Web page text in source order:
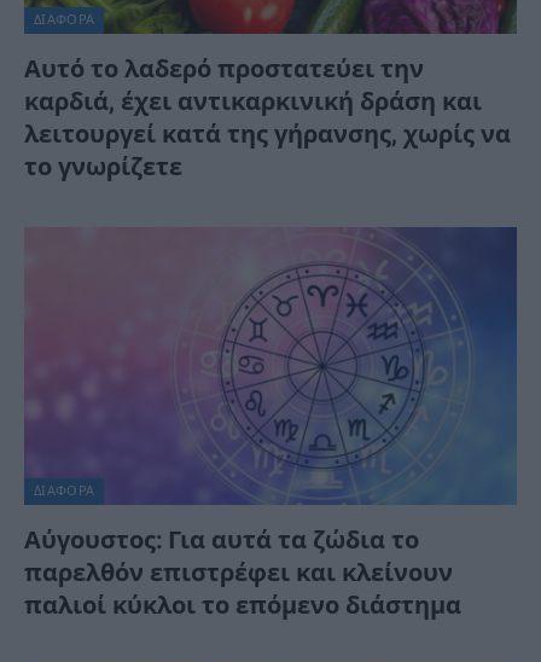
ΔΙΆΦΟΡΑ
Αυτό το λαδερό προστατεύει την
καρδιά, έχει αντικαρκινική δράση και
λειτουργεί κατά της γήρανσης, χωρίς να
το γνωρίζετε
ΔΙΆΦΟΡΑ
Αύγουστος: Για αυτά τα ζώδια το
παρελθόν επιστρέφει και κλείνουν
παλιοί κύκλοι το επόμενο διάστημα